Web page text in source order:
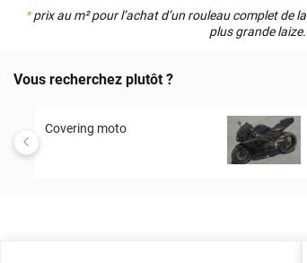
*prix au m² pour l’achat d’un rouleau complet de la
plus grande laize.
Vous recherchez plutôt ?
Covering moto